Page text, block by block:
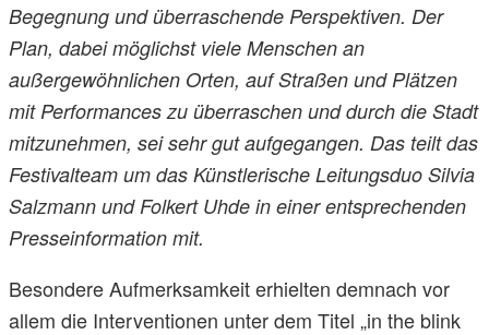
Begegnung und überraschende Perspektiven. Der
Plan, dabei möglichst viele Menschen an
außergewöhnlichen Orten, auf Straßen und Plätzen
mit Performances zu überraschen und durch die Stadt
mitzunehmen, sei sehr gut aufgegangen. Das teilt das
Festivalteam um das Künstlerische Leitungsduo Silvia
Salzmann und Folkert Uhde in einer entsprechenden
Presseinformation mit.
Besondere Aufmerksamkeit erhielten demnach vor
allem die Interventionen unter dem Titel „in the blink